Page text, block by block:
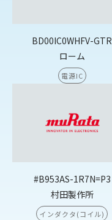
BD00IC0WHFV-GTR
ローム
電源IC
#B953AS-1R7N=P3
村田製作所
インダクタ(コイル)